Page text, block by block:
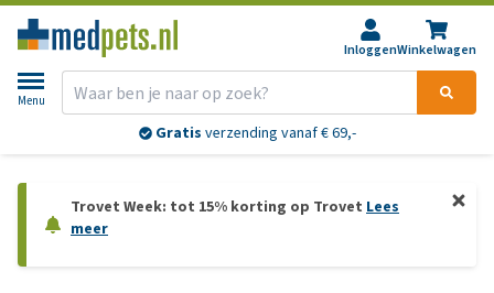
InloggenWinkelwagen
Menu
Gratis verzending vanaf € 69,-
Trovet Week: tot 15% korting op Trovet Lees
meer